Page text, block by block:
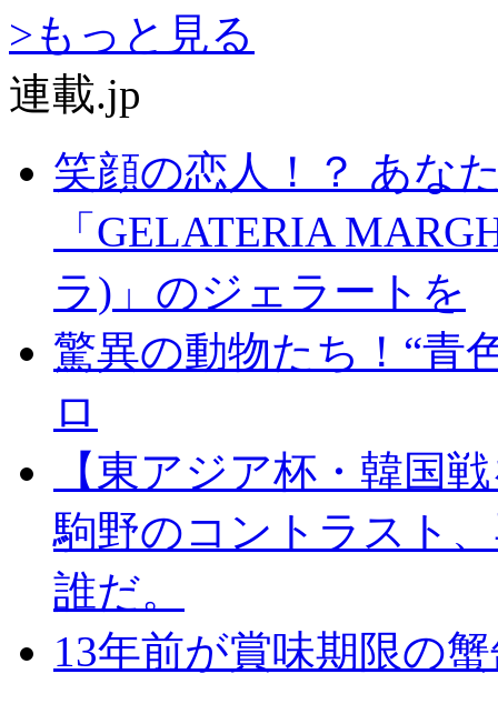
>もっと見る
連載.jp
笑顔の恋人！？ あな
「GELATERIA
ラ)」のジェラートを
驚異の動物たち！“青
ロ
【東アジア杯・韓国
駒野のコントラスト
誰だ。
13年前が賞味期限の